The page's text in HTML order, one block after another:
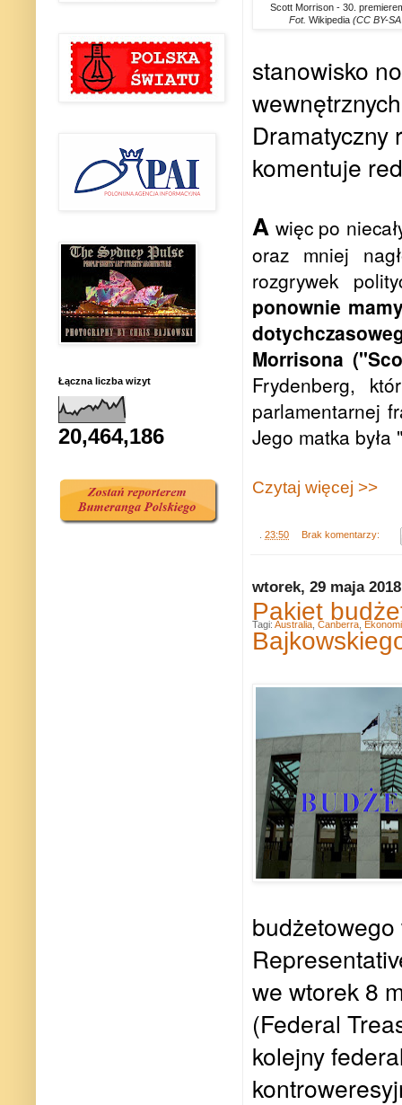
Scott Morrison - 30.
Fot. Wikipedia (CC BY-
stanowisko
Dramatyczny
komentuje
A więc po
oraz mniej
rozgrywek
ponownie
Morrisona
Frydenberg,
parlamentarnej
Jego matka
Czytaj więcej >>
. 23:50 Brak komentarzy:
wtorek, 29 maja 2018
Pakiet
we wtorek 8
(Federal
kolejny
Tagi: Australia Canberra
Łączna liczba wizyt
20,464,186